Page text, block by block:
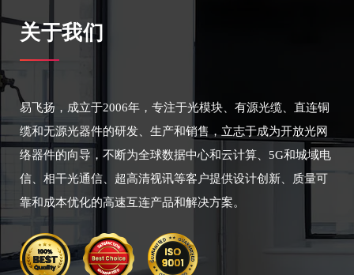
关于我们
易飞扬，成立于2006年，专注于光模块、有源光缆、直连铜
缆和无源光器件的研发、生产和销售，立志于成为开放光网
络器件的向导，不断为全球数据中心和云计算、5G和城域电
信、相干光通信、超高清视讯等客户提供设计创新、质量可
靠和成本优化的高速互连产品和解决方案。